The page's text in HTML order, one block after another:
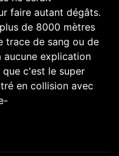
faire autant dégâts.
de 8000 mètres
trace de sang ou de
aucune explication
c'est le super
en collision avec